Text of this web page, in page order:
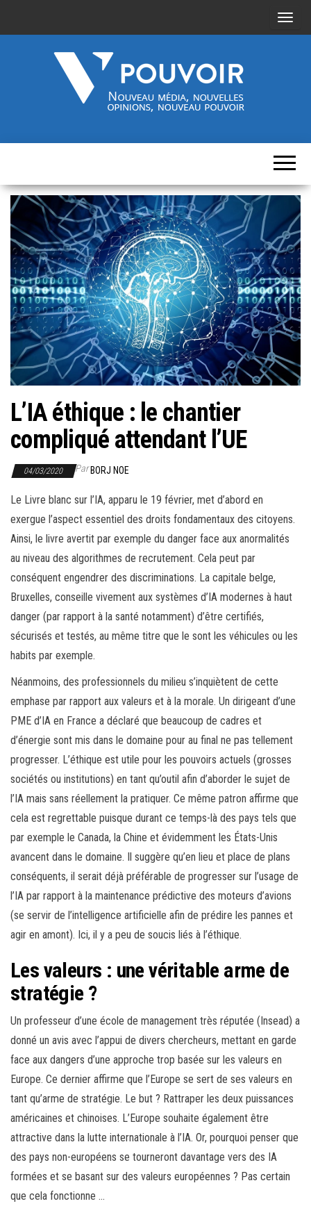
A
r
m
a
s
q
u
e
r
l
n
o
n
média,
nouveau
pouvoir
L’IA éthique : le chantier
compliqué attendant l’UE
04/03/2020 ParBORJ NOE
Le Livre blanc sur l’IA, apparu le 19 février, met d’abord en
exergue l’aspect essentiel des droits fondamentaux des citoyens.
Ainsi, le livre avertit par exemple du danger face aux anormalités
au niveau des algorithmes de recrutement. Cela peut par
conséquent engendrer des discriminations. La capitale belge,
Bruxelles, conseille vivement aux systèmes d’IA modernes à haut
danger (par rapport à la santé notamment) d’être certifiés,
sécurisés et testés, au même titre que le sont les véhicules ou les
habits par exemple.
Néanmoins, des professionnels du milieu s’inquiètent de cette
emphase par rapport aux valeurs et à la morale. Un dirigeant d’une
PME d’IA en France a déclaré que beaucoup de cadres et
d’énergie sont mis dans le domaine pour au final ne pas tellement
progresser. L’éthique est utile pour les pouvoirs actuels (grosses
sociétés ou institutions) en tant qu’outil afin d’aborder le sujet de
l’IA mais sans réellement la pratiquer. Ce même patron affirme que
cela est regrettable puisque durant ce temps-là des pays tels que
par exemple le Canada, la Chine et évidemment les États-Unis
avancent dans le domaine. Il suggère qu’en lieu et place de plans
conséquents, il serait déjà préférable de progresser sur l’usage de
l’IA par rapport à la maintenance prédictive des moteurs d’avions
(se servir de l’intelligence artificielle afin de prédire les pannes et
agir en amont). Ici, il y a peu de soucis liés à l’éthique.
Les valeurs : une véritable arme de
stratégie ?
Un professeur d’une école de management très réputée (Insead) a
donné un avis avec l’appui de divers chercheurs, mettant en garde
face aux dangers d’une approche trop basée sur les valeurs en
Europe. Ce dernier affirme que l’Europe se sert de ses valeurs en
tant qu’arme de stratégie. Le but ? Rattraper les deux puissances
américaines et chinoises. L’Europe souhaite également être
attractive dans la lutte internationale à l’IA. Or, pourquoi penser que
des pays non-européens se tourneront davantage vers des IA
formées et se basant sur des valeurs européennes ? Pas certain
que cela fonctionne …